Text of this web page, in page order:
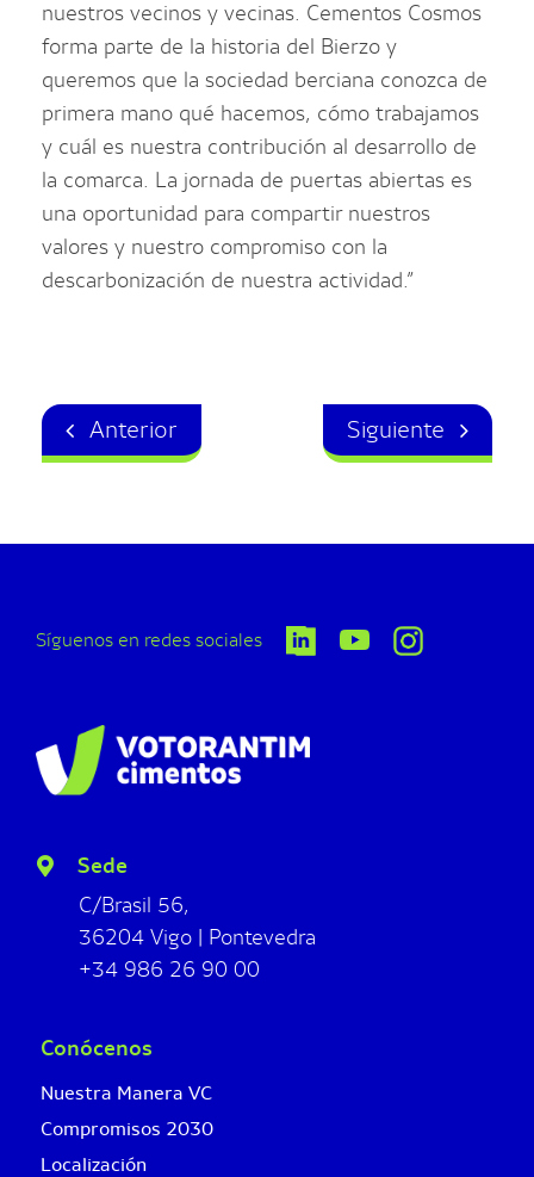
nuestros vecinos y vecinas. Cementos Cosmos
forma parte de la historia del Bierzo y
queremos que la sociedad berciana conozca de
primera mano qué hacemos, cómo trabajamos
y cuál es nuestra contribución al desarrollo de
la comarca. La jornada de puertas abiertas es
una oportunidad para compartir nuestros
valores y nuestro compromiso con la
descarbonización de nuestra actividad.”
Anterior Siguiente
Síguenos en redes sociales
Sede
C/Brasil 56,
36204 Vigo | Pontevedra
+34 986 26 90 00
Conócenos
Nuestra Manera VC
Compromisos 2030
Localización